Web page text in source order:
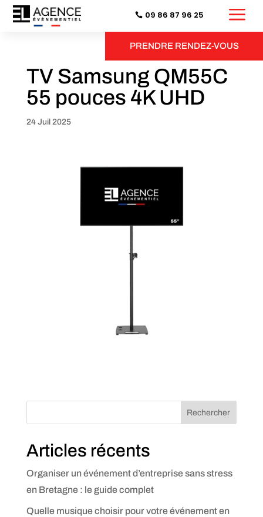
09 86 87 96 25 a
PRENDRE RENDEZ-VOUS
TV Samsung QM55C
55 pouces 4K UHD
24 Juil 2025
Rechercher
Articles récents
Organiser un événement d’entreprise sans stress
en Bretagne : le guide complet
Quelle musique choisir pour votre événement en